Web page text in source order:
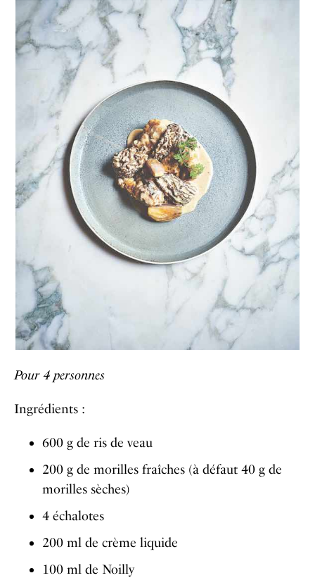
Pour 4 personnes
Ingrédients :
600 g de ris de veau
200 g de morilles fraîches (à défaut 40 g de
morilles sèches)
4 échalotes
200 ml de crème liquide
100 ml de Noilly